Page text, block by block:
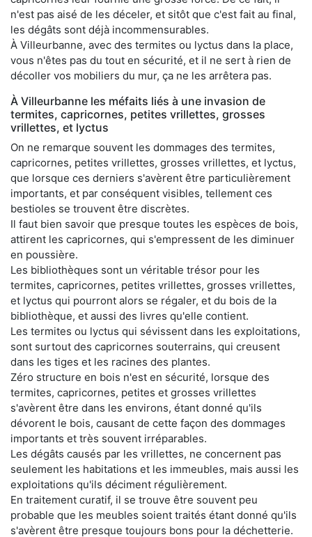
n'est pas aisé de les déceler, et sitôt que c'est fait au final,
les dégâts sont déjà incommensurables.
À Villeurbanne, avec des termites ou lyctus dans la place,
vous n'êtes pas du tout en sécurité, et il ne sert à rien de
décoller vos mobiliers du mur, ça ne les arrêtera pas.
À Villeurbanne les méfaits liés à une invasion de
termites, capricornes, petites vrillettes, grosses
vrillettes, et lyctus
On ne remarque souvent les dommages des termites,
capricornes, petites vrillettes, grosses vrillettes, et lyctus,
que lorsque ces derniers s'avèrent être particulièrement
importants, et par conséquent visibles, tellement ces
bestioles se trouvent être discrètes.
Il faut bien savoir que presque toutes les espèces de bois,
attirent les capricornes, qui s'empressent de les diminuer
en poussière.
Les bibliothèques sont un véritable trésor pour les
termites, capricornes, petites vrillettes, grosses vrillettes,
et lyctus qui pourront alors se régaler, et du bois de la
bibliothèque, et aussi des livres qu'elle contient.
Les termites ou lyctus qui sévissent dans les exploitations,
sont surtout des capricornes souterrains, qui creusent
dans les tiges et les racines des plantes.
Zéro structure en bois n'est en sécurité, lorsque des
termites, capricornes, petites et grosses vrillettes
s'avèrent être dans les environs, étant donné qu'ils
dévorent le bois, causant de cette façon des dommages
importants et très souvent irréparables.
Les dégâts causés par les vrillettes, ne concernent pas
seulement les habitations et les immeubles, mais aussi les
exploitations qu'ils déciment régulièrement.
En traitement curatif, il se trouve être souvent peu
probable que les meubles soient traités étant donné qu'ils
s'avèrent être presque toujours bons pour la déchetterie.